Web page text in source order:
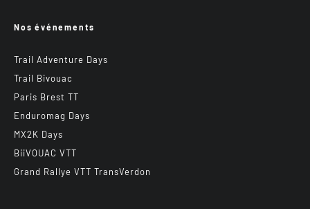
Nos événements
Trail Adventure Days
Trail Bivouac
Paris Brest TT
Enduromag Days
MX2K Days
BiiVOUAC VTT
Grand Rallye VTT TransVerdon